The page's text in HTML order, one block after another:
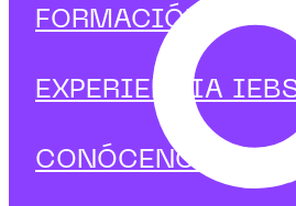
FORMACIÓN
EXPERIENCIA
CONÓCENOS
Curso de iniciación